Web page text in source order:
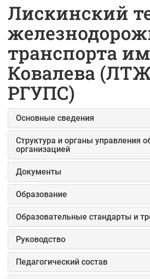
Лискинский
транспорта
Ковалева
РГУПС)
Основные сведения
Структура и органы управления
организацией
Документы
Образование
Образовательные стандарты и
Руководство
Педагогический состав